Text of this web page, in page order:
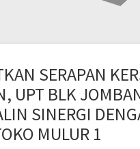
SERAPAN
UPT BLK
SINERGI
MULUR 1